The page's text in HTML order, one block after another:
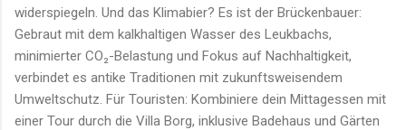
widerspiegeln. Und das Klimabier? Es ist der Brückenbauer:
Gebraut mit dem kalkhaltigen Wasser des Leukbachs,
minimierter CO₂-Belastung und Fokus auf Nachhaltigkeit,
verbindet es antike Traditionen mit zukunftsweisendem
Umweltschutz. Für Touristen: Kombiniere dein Mittagessen mit
einer Tour durch die Villa Borg, inklusive Badehaus und Gärten